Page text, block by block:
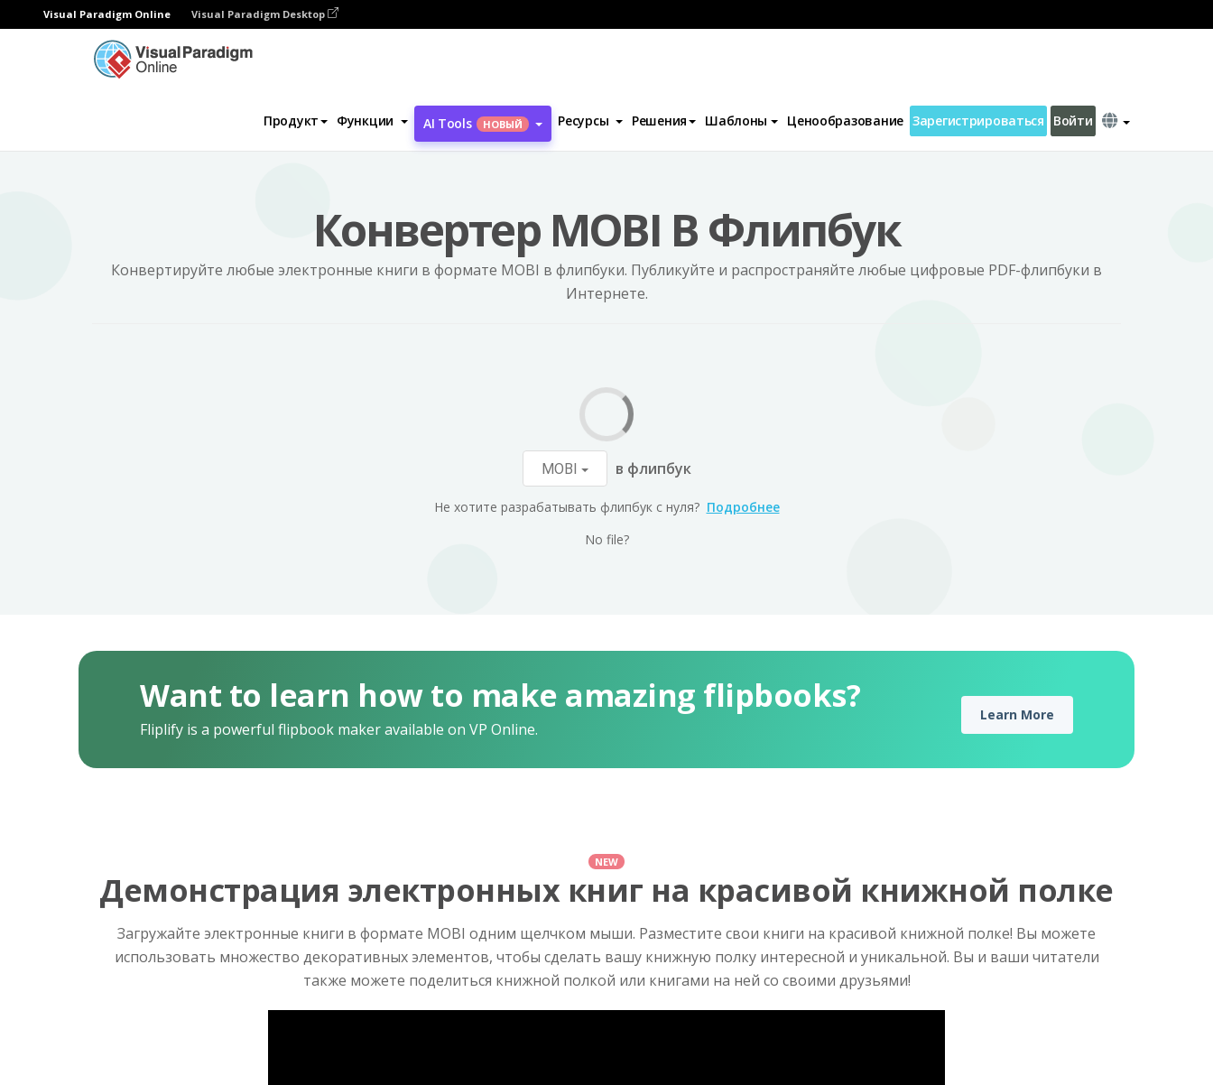
Visual Paradigm Online Visual Paradigm Desktop
Продукт Функции AI Tools НОВЫЙ Ресурсы Решения Шаблоны Ценообразование Зарегистрироваться Войти
MOBI в флипбук PDF, PPTX, EBook to Flipbook Hot
Конвертер MOBI В Флипбук
Конвертируйте любые электронные книги в формате MOBI в флипбуки. Публикуйте и распространяйте любые цифровые PDF-флипбуки в
Интернете.
MOBI в флипбук
Не хотите разрабатывать флипбук с нуля? Подробнее
No file?
Want to learn how to make amazing flipbooks?
Fliplify is a powerful flipbook maker available on VP Online.
Learn More
NEW
Демонстрация электронных книг на красивой книжной полке
Загружайте электронные книги в формате MOBI одним щелчком мыши. Разместите свои книги на красивой книжной полке! Вы можете
использовать множество декоративных элементов, чтобы сделать вашу книжную полку интересной и уникальной. Вы и ваши читатели
также можете поделиться книжной полкой или книгами на ней со своими друзьями!